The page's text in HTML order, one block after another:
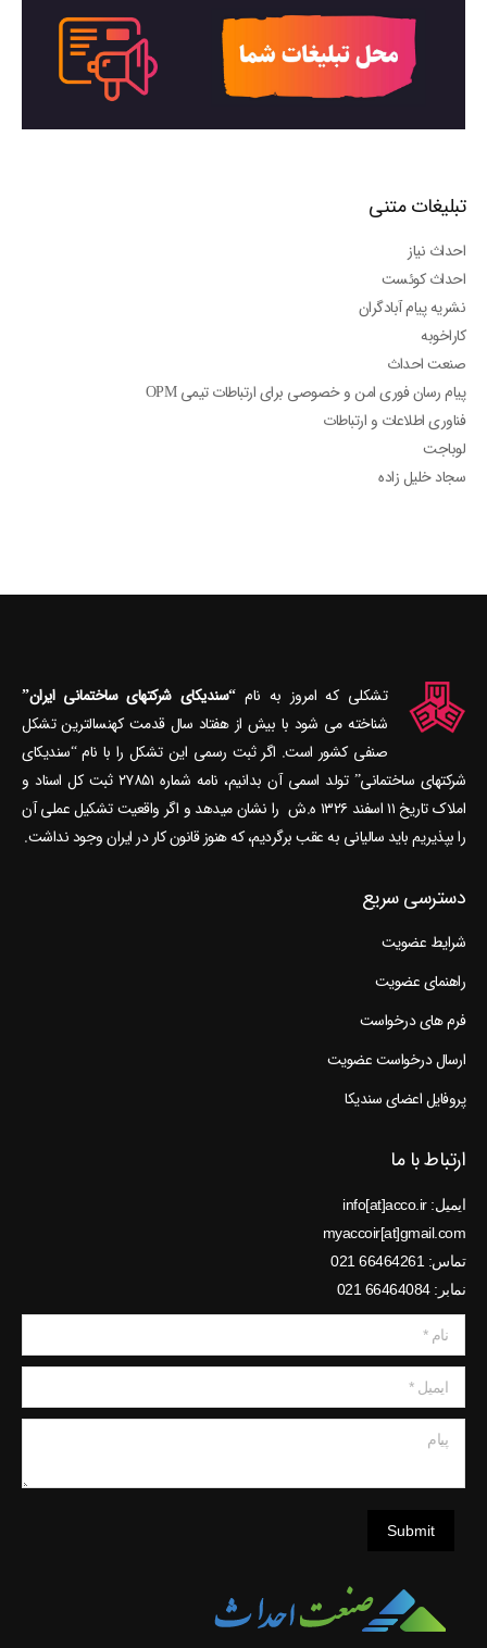
تبلیغات متنی
احداث نیاز
احداث کوئست
نشریه پیام آبادگران
کاراخوبه
صنعت احداث
پیام رسان فوری امن و خصوصی برای ارتباطات تیمی OPM
فناوری اطلاعات و ارتباطات
لوباجت
سجاد خلیل زاده
تشکلی که امروز به نام“سندیکای شرکتهای ساختمانی ایران”
شناخته می‎ شود با بیش از هفتاد سال قدمت کهنسال‎ترین تشکل
صنفی کشور است. اگر ثبت رسمی این تشکل را با نام “سندیکای
شرکتهای ساختمانی” تولد اسمی آن بدانیم، نامه شماره ۲۷۸۵۱ ثبت کل اسناد و
املاک تاریخ ۱۱ اسفند ۱۳۲۶ ه.ش را نشان می‎دهد و اگر واقعیت تشکیل عملی آن
را بپذیریم باید سالیانی به عقب برگردیم، که هنوز قانون کار در ایران وجود نداشت.
دسترسی سریع
شرایط عضویت
راهنمای عضویت
فرم های درخواست
ارسال درخواست عضویت
پروفایل اعضای سندیکا
ارتباط با ما
ایمیل: info[at]acco.ir
myaccoir[at]gmail.com
تماس: 66464261 021
نمابر: 66464084 021
نام *
ایمیل *
Submit